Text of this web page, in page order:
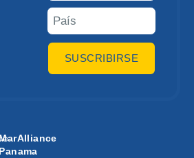
SUSCRIBIRSE
Panama